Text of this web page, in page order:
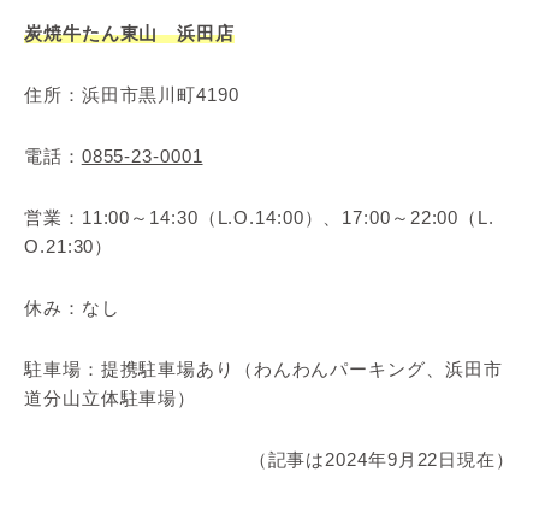
炭焼牛たん東山 浜田店
住所：浜田市黒川町4190
電話： 0855-23-0001
営業：11:00～14:30（L.O.14:00）、17:00～22:00（L.
O.21:30）
休み：なし
駐車場：提携駐車場あり（わんわんパーキング、浜田市
道分山立体駐車場）
（記事は2024年9月22日現在）